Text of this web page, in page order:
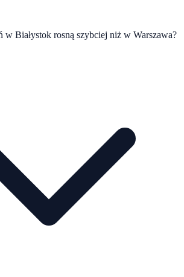
w Białystok rosną szybciej niż w Warszawa?